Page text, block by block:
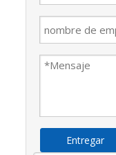
Entregar